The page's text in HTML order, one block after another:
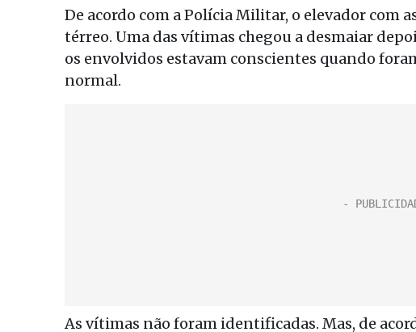
De acordo com a Polícia Militar, o elevador com
térreo. Uma das vítimas chegou a desmaiar
os envolvidos estavam conscientes quando
normal.
As vítimas não foram identificadas. Mas, de